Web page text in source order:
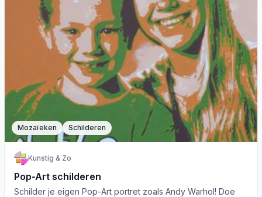
Mozaïeken Schilderen
Kunstig & Zo
Pop-Art schilderen
Schilder je eigen Pop-Art portret zoals Andy Warhol! Doe